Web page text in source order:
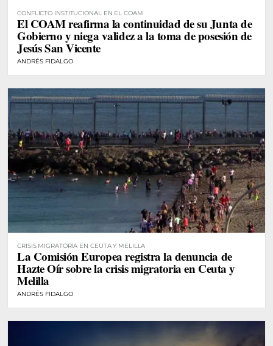
CONFLICTO INSTITUCIONAL EN EL COAM
El COAM reafirma la continuidad de su Junta de
Gobierno y niega validez a la toma de posesión de
Jesús San Vicente
ANDRÉS FIDALGO
CRISIS MIGRATORIA EN CEUTA Y MELILLA
La Comisión Europea registra la denuncia de
Hazte Oír sobre la crisis migratoria en Ceuta y
Melilla
ANDRÉS FIDALGO